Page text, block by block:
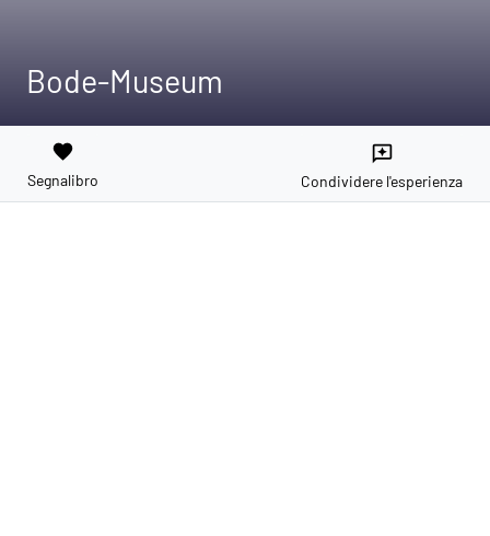
Bode-Museum
favorite
Segnalibro
reviews
Condividere l'esperienza